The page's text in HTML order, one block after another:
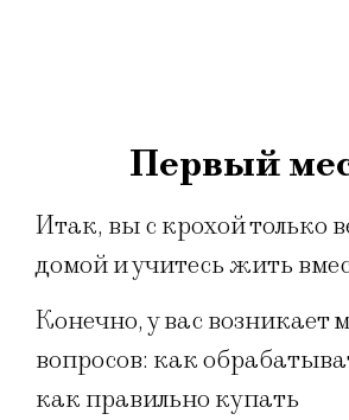
Первый
Итак, вы с крохой только
домой и учитесь жить
Конечно, у вас возникает
вопросов: как
как правильно купать